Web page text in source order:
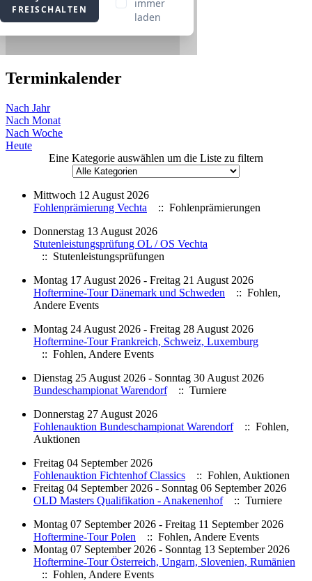
Terminkalender
Nach Jahr
Nach Monat
Nach Woche
Heute
Eine Kategorie auswählen um die Liste zu filtern
Mittwoch 12 August 2026
Fohlenprämierung Vechta
:: Fohlenprämierungen
Donnerstag 13 August 2026
Stutenleistungsprüfung OL / OS Vechta
:: Stutenleistungsprüfungen
Montag 17 August 2026 - Freitag 21 August 2026
Hoftermine-Tour Dänemark und Schweden
:: Fohlen,
Andere Events
Montag 24 August 2026 - Freitag 28 August 2026
Hoftermine-Tour Frankreich, Schweiz, Luxemburg
:: Fohlen, Andere Events
Dienstag 25 August 2026 - Sonntag 30 August 2026
Bundeschampionat Warendorf
:: Turniere
Donnerstag 27 August 2026
Fohlenauktion Bundeschampionat Warendorf
:: Fohlen,
Auktionen
Freitag 04 September 2026
Fohlenauktion Fichtenhof Classics
:: Fohlen, Auktionen
Freitag 04 September 2026 - Sonntag 06 September 2026
OLD Masters Qualifikation - Anakenenhof
:: Turniere
Montag 07 September 2026 - Freitag 11 September 2026
Hoftermine-Tour Polen
:: Fohlen, Andere Events
Montag 07 September 2026 - Sonntag 13 September 2026
Hoftermine-Tour Österreich, Ungarn, Slovenien, Rumänien
:: Fohlen, Andere Events